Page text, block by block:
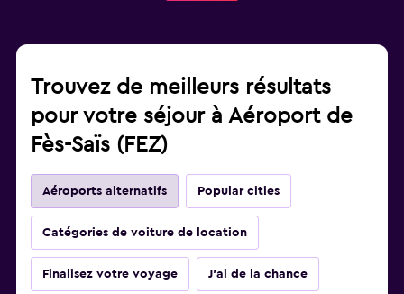
Trouvez de meilleurs résultats
pour votre séjour à Aéroport de
Fès-Saïs (FEZ)
Aéroports alternatifs Popular cities
Catégories de voiture de location
Finalisez votre voyage J'ai de la chance